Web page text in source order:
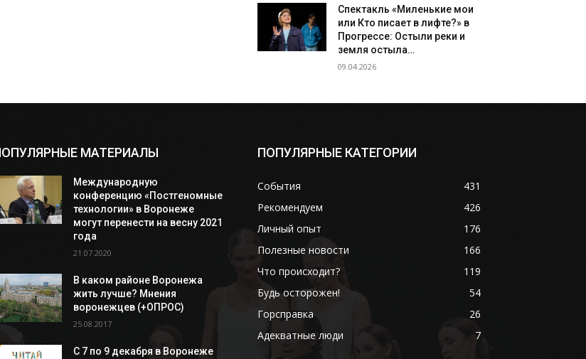
Спектакль «Миленькие мои
или Кто писает в лифте?» в
Прогрессе: Остыли реки и
земля остыла…
09.04.2026
МАТЕРИАЛЫ
Международную
конференцию «Постгеномные
технологии» в Воронеже
могут перенести на весну 2021
года
21.07.2020
В каком районе Воронежа
жить лучше? Мнения
воронежцев (+ОПРОС)
25.08.2017
С 7 по 9 декабря в Воронеже
ПОПУЛЯРНЫЕ КАТЕГОРИИ
События
431
Рекомендуем
426
Личный опыт
176
Полезные новости
166
Что происходит?
119
Будь осторожен!
54
Горсправка
26
Адекватные люди
7